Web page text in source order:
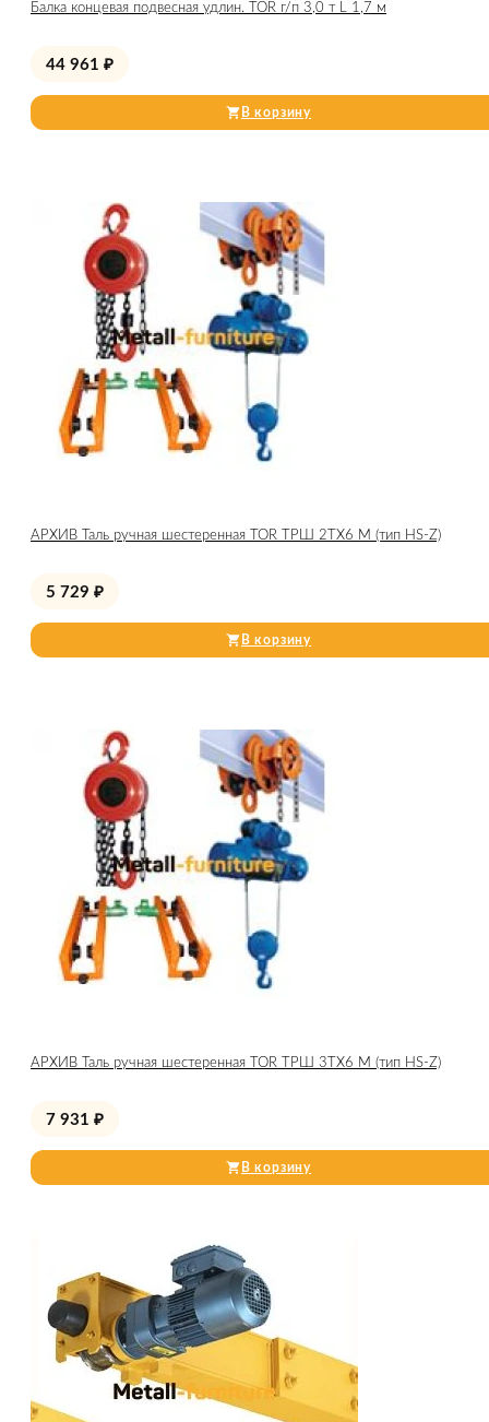
Балка концевая подвесная удлин. TOR г/п 3,0 т L 1,7 м
44 961 ₽
В корзину
АРХИВ Таль ручная шестеренная TOR ТРШ 2ТХ6 М (тип HS-Z)
5 729 ₽
В корзину
АРХИВ Таль ручная шестеренная TOR ТРШ 3ТХ6 М (тип HS-Z)
7 931 ₽
В корзину